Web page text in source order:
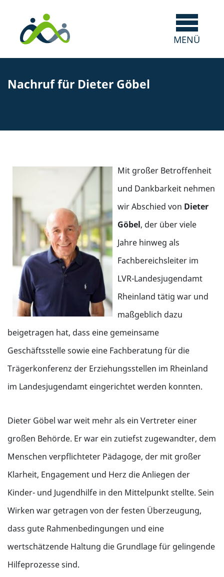
Nachruf für Dieter Göbel
Mit großer Betroffenheit
und Dankbarkeit nehmen
wir Abschied von Dieter
Göbel, der über viele
Jahre hinweg als
Fachbereichsleiter im
LVR-Landesjugendamt
Rheinland tätig war und
maßgeblich dazu
beigetragen hat, dass eine gemeinsame
Geschäftsstelle sowie eine Fachberatung für die
Trägerkonferenz der Erziehungsstellen im Rheinland
im Landesjugendamt eingerichtet werden konnten.
Dieter Göbel war weit mehr als ein Vertreter einer
großen Behörde. Er war ein zutiefst zugewandter, dem
Menschen verpflichteter Pädagoge, der mit großer
Klarheit, Engagement und Herz die Anliegen der
Kinder- und Jugendhilfe in den Mittelpunkt stellte. Sein
Wirken war getragen von der festen Überzeugung,
dass gute Rahmenbedingungen und eine
wertschätzende Haltung die Grundlage für gelingende
Hilfeprozesse sind.